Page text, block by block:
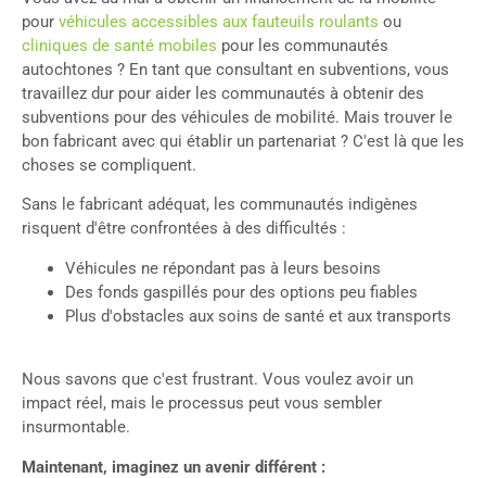
pour véhicules accessibles aux fauteuils roulants ou
cliniques de santé mobiles pour les communautés
autochtones ? En tant que consultant en subventions, vous
travaillez dur pour aider les communautés à obtenir des
subventions pour des véhicules de mobilité. Mais trouver le
bon fabricant avec qui établir un partenariat ? C'est là que les
choses se compliquent.
Sans le fabricant adéquat, les communautés indigènes
risquent d'être confrontées à des difficultés :
Véhicules ne répondant pas à leurs besoins
Des fonds gaspillés pour des options peu fiables
Plus d'obstacles aux soins de santé et aux transports
Nous savons que c'est frustrant. Vous voulez avoir un
impact réel, mais le processus peut vous sembler
insurmontable.
Maintenant, imaginez un avenir différent :